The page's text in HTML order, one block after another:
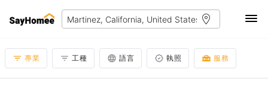
專業 工種 語言 執照 服務